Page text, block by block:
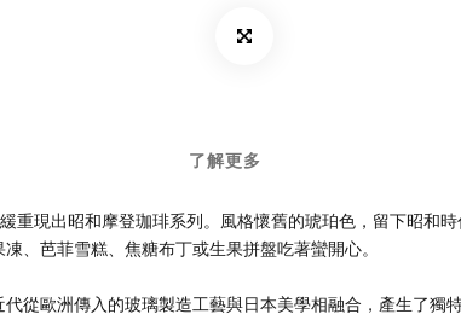
了解更多
重現出昭和摩登珈琲系列。風格懷舊的琥珀色，留下昭和
、芭菲雪糕、焦糖布丁或生果拼盤吃著蠻開心。
從歐洲傳入的玻璃製造工藝與日本美學相融合，產生了獨